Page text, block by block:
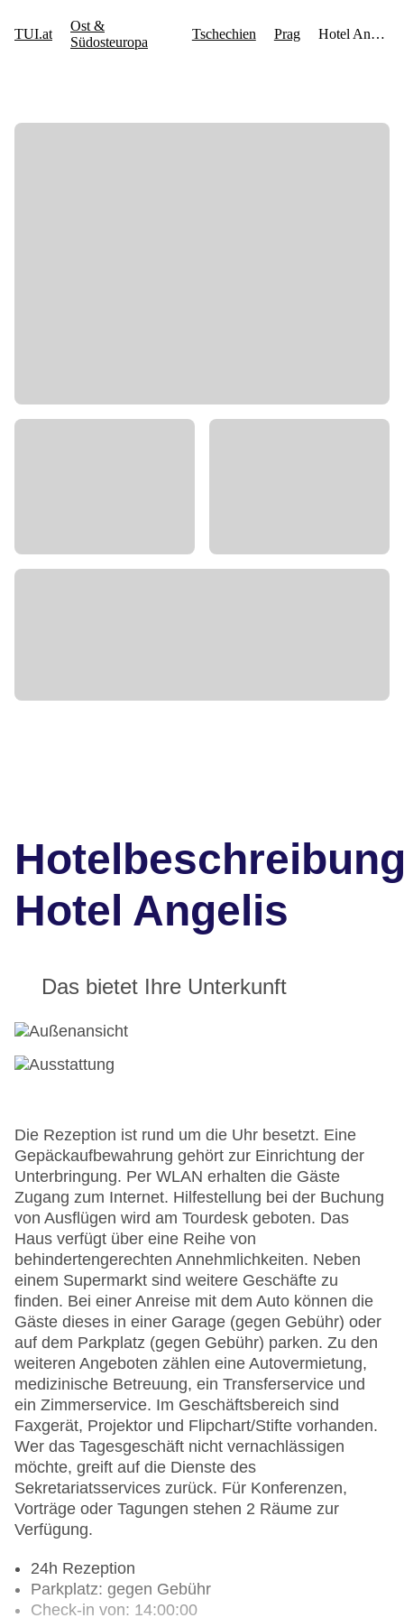
Hotel Angelis
Das bietet Ihre Unterkunft
Die Rezeption ist rund um die Uhr besetzt. Eine
Gepäckaufbewahrung gehört zur Einrichtung der
Unterbringung. Per WLAN erhalten die Gäste
Zugang zum Internet. Hilfestellung bei der Buchung
von Ausflügen wird am Tourdesk geboten. Das
Haus verfügt über eine Reihe von
behindertengerechten Annehmlichkeiten. Neben
einem Supermarkt sind weitere Geschäfte zu
finden. Bei einer Anreise mit dem Auto können die
Gäste dieses in einer Garage (gegen Gebühr) oder
auf dem Parkplatz (gegen Gebühr) parken. Zu den
weiteren Angeboten zählen eine Autovermietung,
medizinische Betreuung, ein Transferservice und
ein Zimmerservice. Im Geschäftsbereich sind
Faxgerät, Projektor und Flipchart/Stifte vorhanden.
Wer das Tagesgeschäft nicht vernachlässigen
möchte, greift auf die Dienste des
Sekretariatsservices zurück. Für Konferenzen,
Vorträge oder Tagungen stehen 2 Räume zur
Verfügung.
24h Rezeption
Parkplatz: gegen Gebühr
Check-in von: 14:00:00